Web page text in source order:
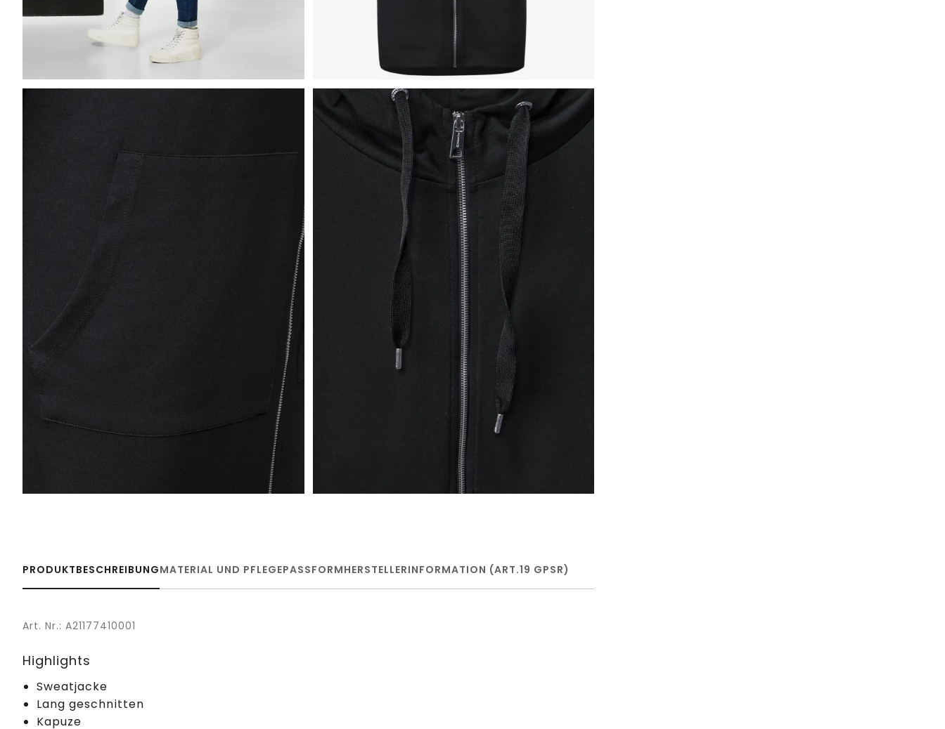
PRODUKTBESCHREIBUNGMATERIAL UND PFLEGEPASSFORMHERSTELLERINFORMATION (ART.19 GPSR)
Art. Nr.: A21177410001
Highlights
Sweatjacke
Lang geschnitten
Kapuze